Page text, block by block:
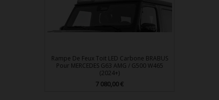
Rampe De Feux Toit LED Carbone BRABUS
Pour MERCEDES G63 AMG / G500 W465
(2024+)
Prix
7 080,00 €